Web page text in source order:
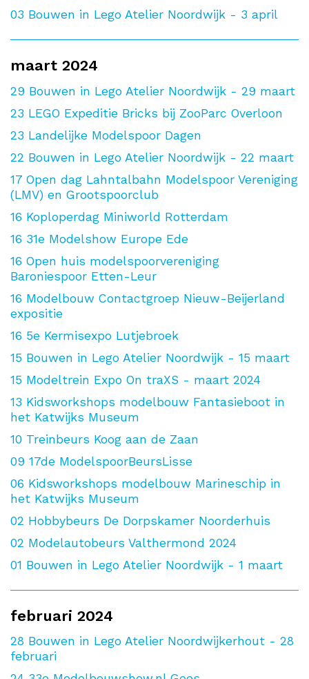
03 Bouwen in Lego Atelier Noordwijk - 3 april
maart 2024
29 Bouwen in Lego Atelier Noordwijk - 29 maart
23 LEGO Expeditie Bricks bij ZooParc Overloon
23 Landelijke Modelspoor Dagen
22 Bouwen in Lego Atelier Noordwijk - 22 maart
17 Open dag Lahntalbahn Modelspoor Vereniging
(LMV) en Grootspoorclub
16 Koploperdag Miniworld Rotterdam
16 31e Modelshow Europe Ede
16 Open huis modelspoorvereniging
Baroniespoor Etten-Leur
16 Modelbouw Contactgroep Nieuw-Beijerland
expositie
16 5e Kermisexpo Lutjebroek
15 Bouwen in Lego Atelier Noordwijk - 15 maart
15 Modeltrein Expo On traXS - maart 2024
13 Kidsworkshops modelbouw Fantasieboot in
het Katwijks Museum
10 Treinbeurs Koog aan de Zaan
09 17de ModelspoorBeursLisse
06 Kidsworkshops modelbouw Marineschip in
het Katwijks Museum
02 Hobbybeurs De Dorpskamer Noorderhuis
02 Modelautobeurs Valthermond 2024
01 Bouwen in Lego Atelier Noordwijk - 1 maart
februari 2024
28 Bouwen in Lego Atelier Noordwijkerhout - 28
februari